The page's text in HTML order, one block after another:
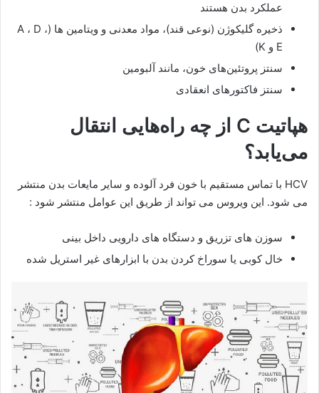
عملکرد بدن هستند
ذخیره گلیکوژن (نوعی قند)، مواد معدنی و ویتامین ها (A ، D ،
E و K)
سنتز پروتئین‌های خون، مانند آلبومین
سنتز فاکتورهای انعقادی
هپاتیت C از چه راه‌هایی انتقال
می‌یابد؟
HCV با تماس مستقیم با خون فرد آلوده و سایر مایعات بدن منتشر
می شود. این ویروس می تواند از طریق این عوامل منتشر شود :
سوزن های تزریق و دستگاه های دارویی داخل بینی
خال کوبی یا سوراخ کردن بدن با ابزارهای غیر استریل شده